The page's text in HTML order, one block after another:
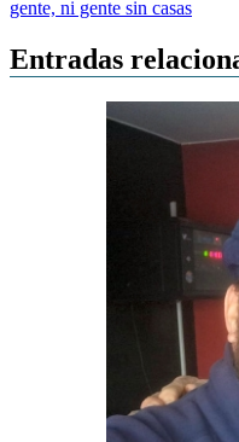
entradas
gente, ni gente sin casas
Entradas